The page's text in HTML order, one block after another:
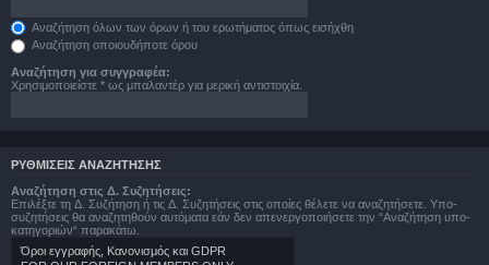
Αναζήτηση όλων των όρων ή του ερωτήματος όπως εισήχθη
Αναζήτηση οποιουδήποτε όρου
Αναζήτηση για συγγραφέα:
Χρησιμοποιείστε * ως μπαλαντέρ για μερική αντιστοιχία.
ΡΥΘΜΊΣΕΙΣ ΑΝΑΖΉΤΗΣΗΣ
Αναζήτηση στις Δ. Συζητήσεις:
Επιλέξτε τη Δ. Συζήτηση ή τις Δ. Συζητήσεις στις οποίες θέλετε να αναζητήσετε. Υπο-
συζητήσεις θα αναζητηθούν αυτόματα εάν δεν απενεργοποιήσετε την “Αναζήτηση υπο-
κατηγοριών“ παρακάτω.